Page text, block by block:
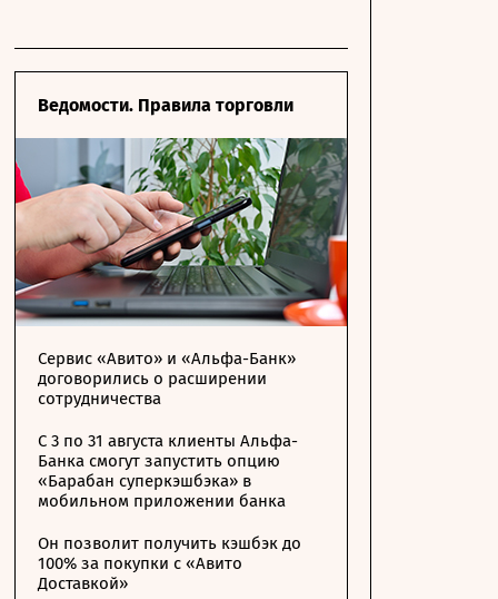
Ведомости. Правила торговли
Сервис «Авито» и «Альфа-Банк»
договорились о расширении
сотрудничества
С 3 по 31 августа клиенты Альфа-
Банка смогут запустить опцию
«Барабан суперкэшбэка» в
мобильном приложении банка
Он позволит получить кэшбэк до
100% за покупки с «Авито
Доставкой»